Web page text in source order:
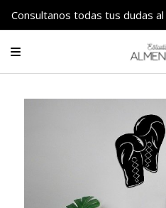
Consultanos todas tus dudas al